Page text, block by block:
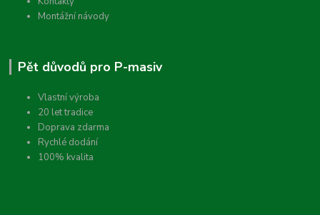
Montážní návody
Pět důvodů pro P-masiv
Vlastní výroba
20 let tradice
Doprava zdarma
Rychlé dodání
100% kvalita